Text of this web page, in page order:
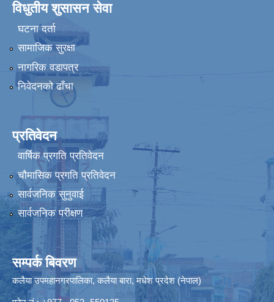
विधुतीय शुसासन सेवा
घटना दर्ता
सामाजिक सुरक्षा
नागरिक वडापत्र
निवेदनको ढाँचा
प्रतिवेदन
वार्षिक प्रगति प्रतिवेदन
चौमासिक प्रगति प्रतिवेदन
सार्वजनिक सुनुवाई
सार्वजनिक परीक्षण
सम्पर्क बिवरण
कलैया उपमहानगरपालिका, कलैया बारा, मधेश प्रदेश (नेपाल)